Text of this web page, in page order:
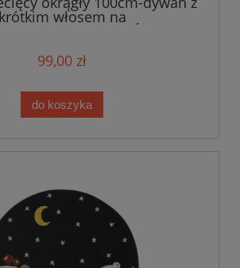
krótkim włosem na
wzór MIŚ polarny
99,00 zł
do koszyka